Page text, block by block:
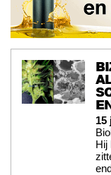
15
Hij